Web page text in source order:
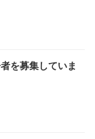
を募集していま